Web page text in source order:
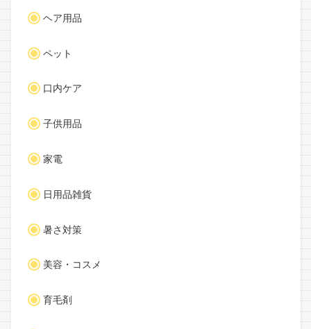
ヘア用品
ペット
口内ケア
子供用品
家電
日用品雑貨
暑さ対策
美容・コスメ
育毛剤